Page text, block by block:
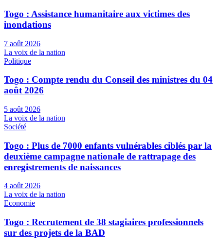
Togo : Assistance humanitaire aux victimes des
inondations
7 août 2026
La voix de la nation
Politique
Togo : Compte rendu du Conseil des ministres du 04
août 2026
5 août 2026
La voix de la nation
Société
Togo : Plus de 7000 enfants vulnérables ciblés par la
deuxième campagne nationale de rattrapage des
enregistrements de naissances
4 août 2026
La voix de la nation
Economie
Togo : Recrutement de 38 stagiaires professionnels
sur des projets de la BAD